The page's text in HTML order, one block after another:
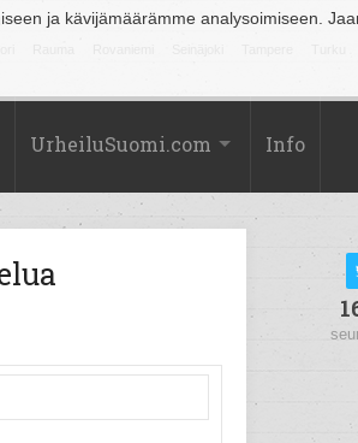
ja kävijämäärämme analysoimiseen.
UrheiluSuomi.com Info